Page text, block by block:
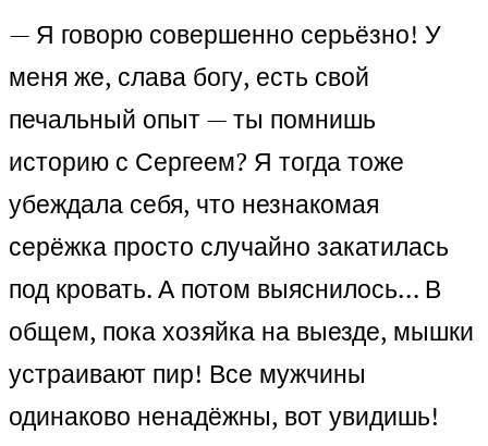
— Я говорю совершенно серьёзно! У
меня же, слава богу, есть свой
печальный опыт — ты помнишь
историю с Сергеем? Я тогда тоже
убеждала себя, что незнакомая
серёжка просто случайно закатилась
под кровать. А потом выяснилось… В
общем, пока хозяйка на выезде, мышки
устраивают пир! Все мужчины
одинаково ненадёжны, вот увидишь!